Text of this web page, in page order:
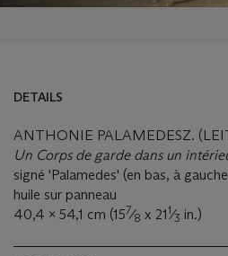
DETAILS
ANTHONIE PALAMEDESZ.
Un Corps de garde dans un
signé 'Palamedes' (en bas, à
huile sur panneau
40,4 x 54,1 cm (157⁄8 x 211⁄3 in.)